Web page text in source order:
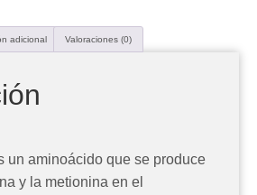
adicional Valoraciones (0)
un aminoácido que se produce
y la metionina en el